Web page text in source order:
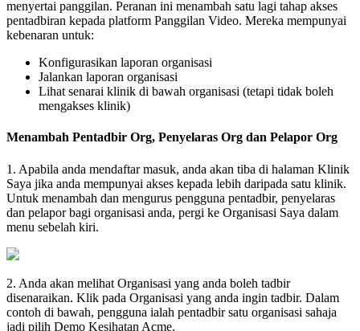
menyertai panggilan. Peranan ini menambah satu lagi tahap akses
pentadbiran kepada platform Panggilan Video. Mereka mempunyai
kebenaran untuk:
Konfigurasikan laporan organisasi
Jalankan laporan organisasi
Lihat senarai klinik di bawah organisasi (tetapi tidak boleh
mengakses klinik)
Menambah Pentadbir Org, Penyelaras Org dan Pelapor Org
1 . Apabila anda mendaftar masuk, anda akan tiba di halaman Klinik
Saya jika anda mempunyai akses kepada lebih daripada satu klinik.
Untuk menambah dan mengurus pengguna pentadbir, penyelaras
dan pelapor bagi organisasi anda, pergi ke Organisasi Saya dalam
menu sebelah kiri.
2. Anda akan melihat Organisasi yang anda boleh tadbir
disenaraikan. Klik pada Organisasi yang anda ingin tadbir. Dalam
contoh di bawah, pengguna ialah pentadbir satu organisasi sahaja
jadi pilih Demo Kesihatan Acme.